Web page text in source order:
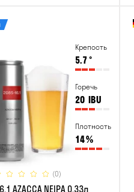
Крепость
5.7°
Горечь
20 IBU
Плотность
14%
(0)
AZACCA NEIPA 0.33л